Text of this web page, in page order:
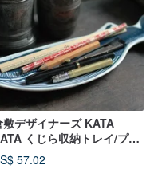
敷デザイナーズ KATA
くじら収納トレイ/プリ
ト手皿(94722-10) #B
57.02